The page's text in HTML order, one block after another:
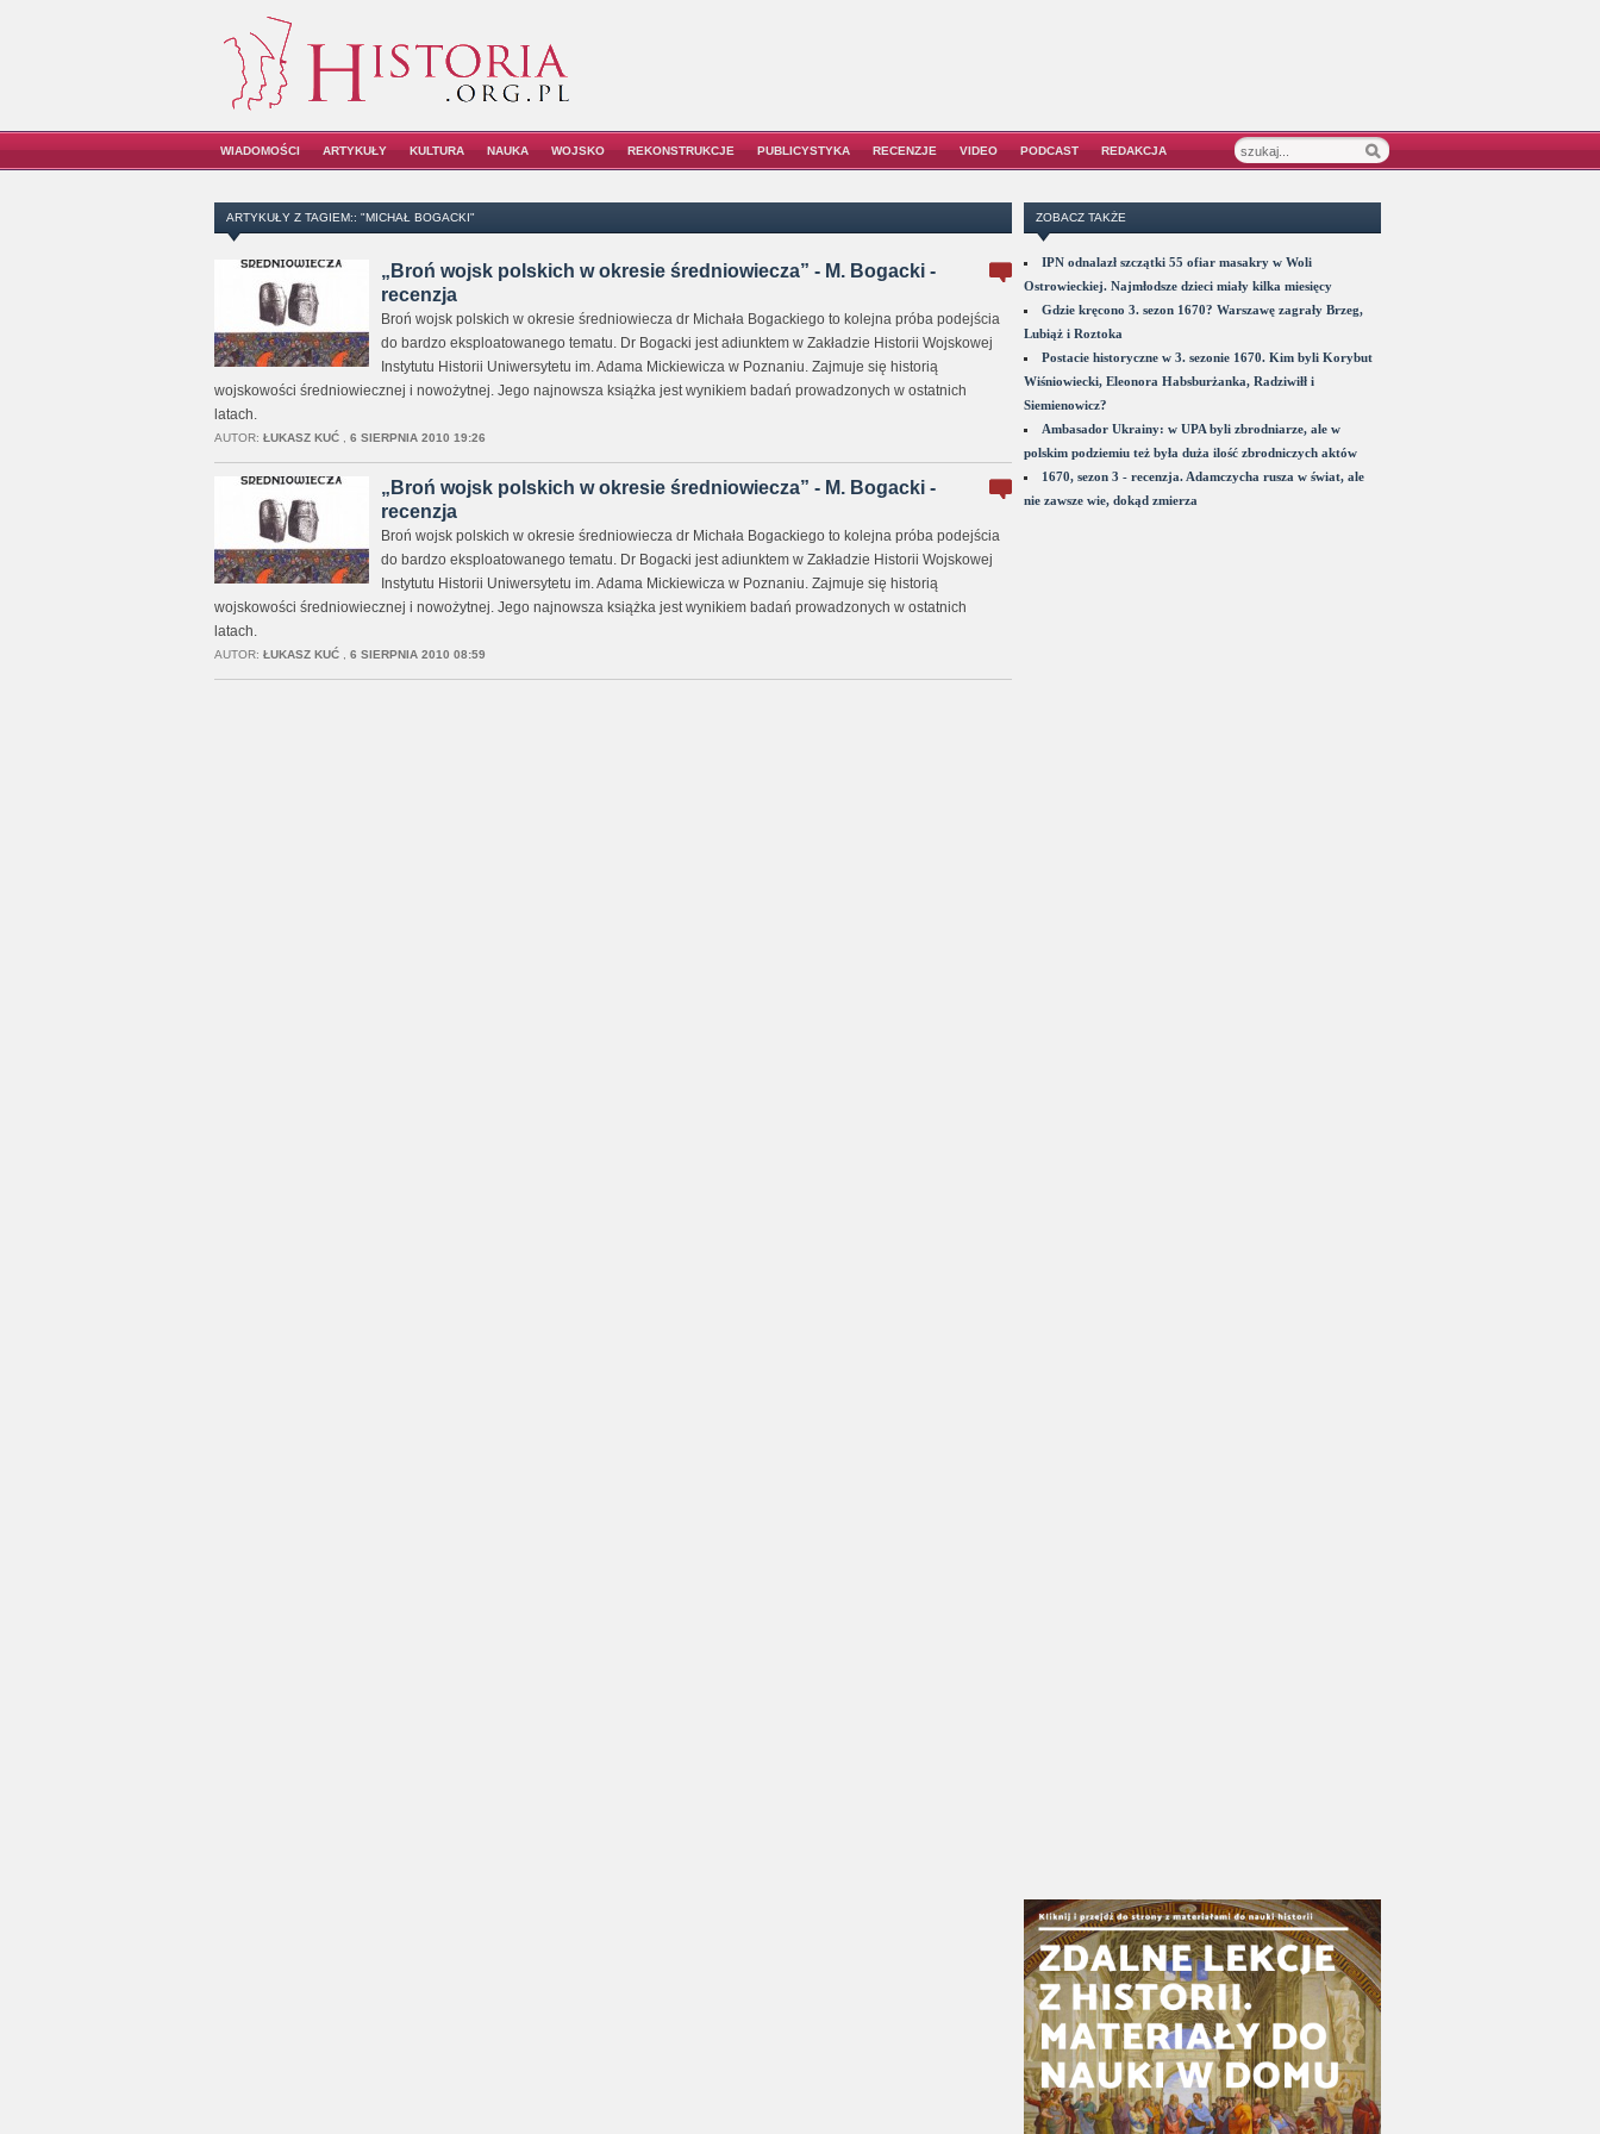
WIADOMOŚCI ARTYKUŁY KULTURA NAUKA WOJSKO REKONSTRUKCJE PUBLICYSTYKA RECENZJE VIDEO PODCAST REDAKCJA
ARTYKUŁY Z TAGIEM:: "MICHAŁ BOGACKI"
„Broń wojsk polskich w okresie średniowiecza” - M. Bogacki -
recenzja
Broń wojsk polskich w okresie średniowiecza dr Michała Bogackiego to kolejna próba podejścia
do bardzo eksploatowanego tematu. Dr Bogacki jest adiunktem w Zakładzie Historii Wojskowej
Instytutu Historii Uniwersytetu im. Adama Mickiewicza w Poznaniu. Zajmuje się historią
wojskowości średniowiecznej i nowożytnej. Jego najnowsza książka jest wynikiem badań prowadzonych w ostatnich
latach.
AUTOR: ŁUKASZ KUĆ, 6 SIERPNIA 2010 19:26
„Broń wojsk polskich w okresie średniowiecza” - M. Bogacki -
recenzja
Broń wojsk polskich w okresie średniowiecza dr Michała Bogackiego to kolejna próba podejścia
do bardzo eksploatowanego tematu. Dr Bogacki jest adiunktem w Zakładzie Historii Wojskowej
Instytutu Historii Uniwersytetu im. Adama Mickiewicza w Poznaniu. Zajmuje się historią
wojskowości średniowiecznej i nowożytnej. Jego najnowsza książka jest wynikiem badań prowadzonych w ostatnich
latach.
AUTOR: ŁUKASZ KUĆ, 6 SIERPNIA 2010 08:59
ZOBACZ TAKŻE
IPN odnalazł szczątki 55 ofiar masakry w Woli
Ostrowieckiej. Najmłodsze dzieci miały kilka miesięcy
Gdzie kręcono 3. sezon 1670? Warszawę zagrały Brzeg,
Lubiąż i Roztoka
Postacie historyczne w 3. sezonie 1670. Kim byli Korybut
Wiśniowiecki, Eleonora Habsburżanka, Radziwiłł i
Siemienowicz?
Ambasador Ukrainy: w UPA byli zbrodniarze, ale w
polskim podziemiu też była duża ilość zbrodniczych aktów
1670, sezon 3 - recenzja. Adamczycha rusza w świat, ale
nie zawsze wie, dokąd zmierza